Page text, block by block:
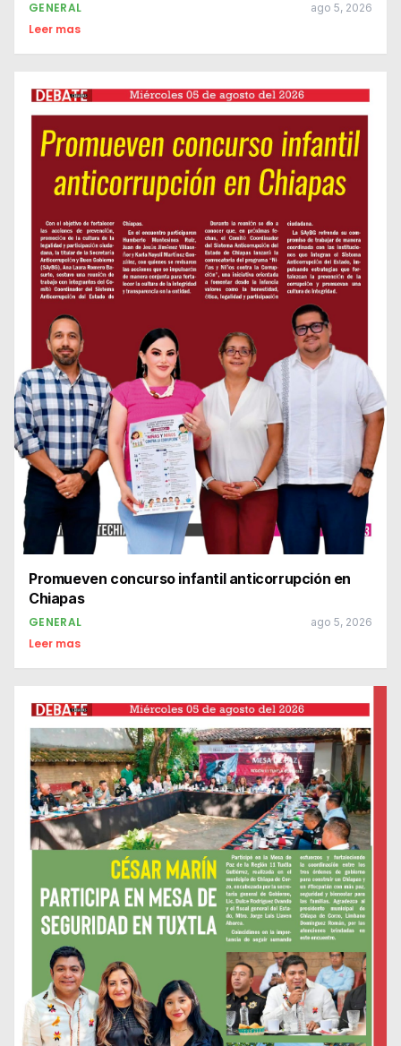
GENERAL ago 5, 2026
Leer mas
Promueven concurso infantil anticorrupción en
Chiapas
GENERAL ago 5, 2026
Leer mas